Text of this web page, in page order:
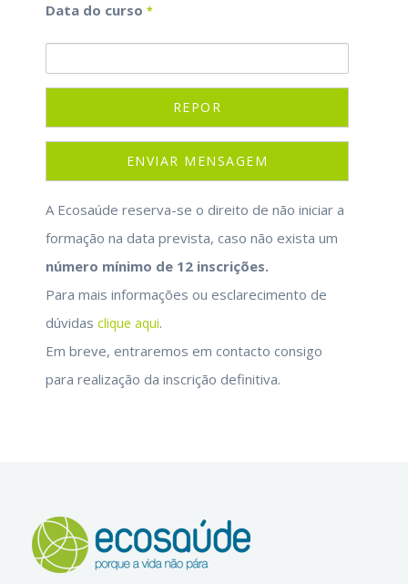
Data do curso *
A Ecosaúde reserva-se o direito de não iniciar a
formação na data prevista, caso não exista um
número mínimo de 12 inscrições.
Para mais informações ou esclarecimento de
dúvidas clique aqui.
Em breve, entraremos em contacto consigo
para realização da inscrição definitiva.